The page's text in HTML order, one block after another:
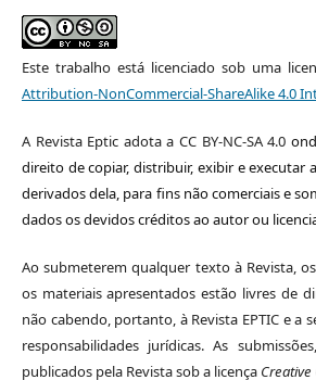
Este trabalho está licenciado sob uma
Attribution-NonCommercial-ShareAlike 4.0
A Revista Eptic adota a CC BY-NC-SA 4.0
direito de copiar, distribuir, exibir e executar
derivados dela, para fins não comerciais e
dados os devidos créditos ao autor ou
Ao submeterem qualquer texto à Revista,
os materiais apresentados estão livres de
não cabendo, portanto, à Revista EPTIC e a
responsabilidades jurídicas. As
publicados pela Revista sob a licença Creative